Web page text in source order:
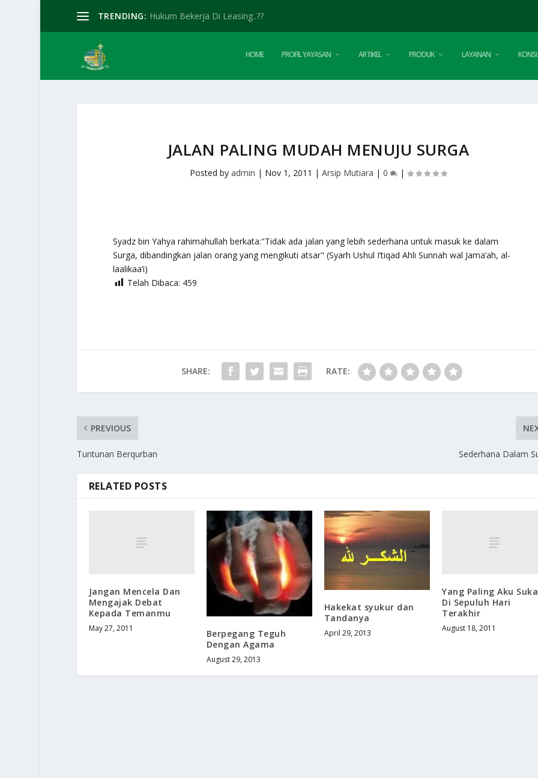
TRENDING: Hukum Bekerja Di Leasing..??
HOME PROFIL YAYASAN ARTIKEL PRODUK LAYANAN
JALAN PALING MUDAH MENUJU SURGA
Posted by admin | Nov 1, 2011 | Arsip Mutiara | 0 |
Syadz bin Yahya rahimahullah berkata:"Tidak ada jalan yang lebih sederhana untuk masuk ke dalam
Surga, dibandingkan jalan orang yang mengikuti atsar" (Syarh Ushul I’tiqad Ahli Sunnah wal Jama’ah, al-
laalikaa’i)
Telah Dibaca: 459
SHARE: RATE:
PREVIOUS
Tuntunan Berqurban Sederhana Dalam
RELATED POSTS
Jangan Mencela Dan
Mengajak Debat
Kepada Temanmu
May 27, 2011
Berpegang Teguh
Dengan Agama
August 29, 2013
Hakekat syukur dan
Tandanya
April 29, 2013
Yang Paling Aku
Di Sepuluh Hari
Terakhir
August 18, 2011